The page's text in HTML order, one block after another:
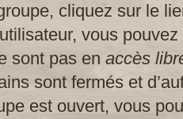
cliquez sur le
vous
sont pas en accès
sont fermés et
est ouvert, vous